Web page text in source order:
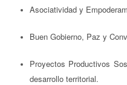
Asociatividad y
Buen Gobierno, Paz y
Proyectos Productivos
desarrollo territorial.